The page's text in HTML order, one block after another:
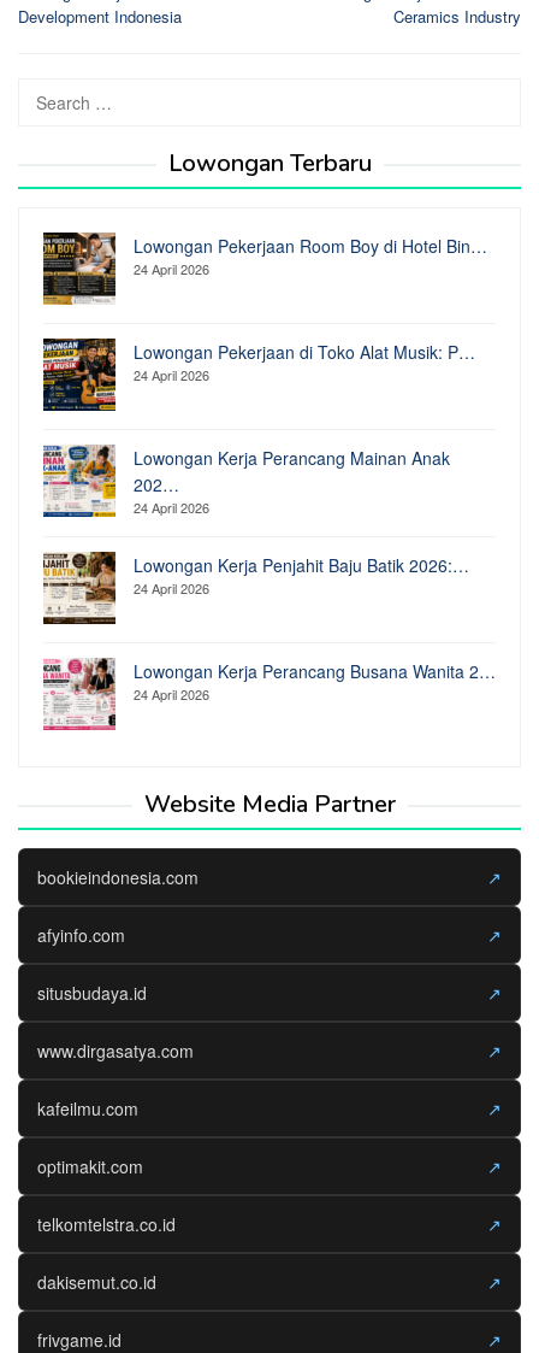
Development Indonesia
Ceramics Industry
for:
Lowongan Terbaru
Lowongan Pekerjaan Room Boy di Hotel Bin…
24 April 2026
Lowongan Pekerjaan di Toko Alat Musik: P…
24 April 2026
Lowongan Kerja Perancang Mainan Anak
202…
24 April 2026
Lowongan Kerja Penjahit Baju Batik 2026:…
24 April 2026
Lowongan Kerja Perancang Busana Wanita 2…
24 April 2026
Website Media Partner
bookieindonesia.com ↗
afyinfo.com ↗
situsbudaya.id ↗
www.dirgasatya.com ↗
kafeilmu.com ↗
optimakit.com ↗
telkomtelstra.co.id ↗
dakisemut.co.id ↗
frivgame.id ↗